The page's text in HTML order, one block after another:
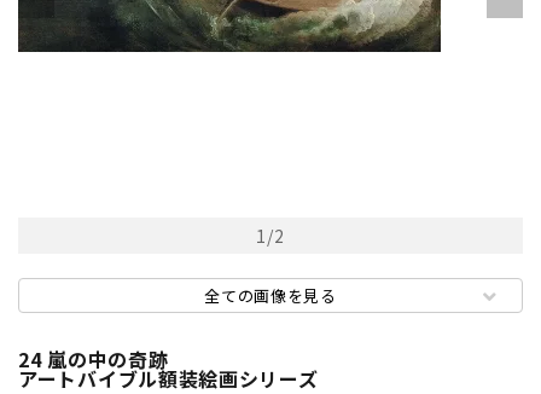
1/2
全ての画像を見る
24 嵐の中の奇跡
アートバイブル額装絵画シリーズ